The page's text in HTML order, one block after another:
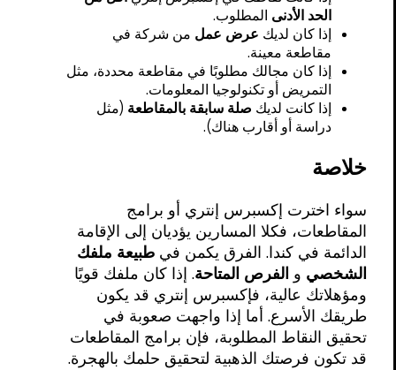
الحد الأدنى المطلوب.
إذا كان لديك عرض عمل من شركة في
مقاطعة معينة.
إذا كان مجالك مطلوبًا في مقاطعة محددة، مثل
التمريض أو تكنولوجيا المعلومات.
إذا كانت لديك صلة سابقة بالمقاطعة (مثل
دراسة أو أقارب هناك).
خلاصة
سواء اخترت إكسبرس إنتري أو برامج
المقاطعات، فكلا المسارين يؤديان إلى الإقامة
الدائمة في كندا. الفرق يكمن في طبيعة ملفك
الشخصي و الفرص المتاحة. إذا كان ملفك قويًا
ومؤهلاتك عالية، فإكسبرس إنتري قد يكون
طريقك الأسرع. أما إذا واجهت صعوبة في
تحقيق النقاط المطلوبة، فإن برامج المقاطعات
قد تكون فرصتك الذهبية لتحقيق حلمك بالهجرة.